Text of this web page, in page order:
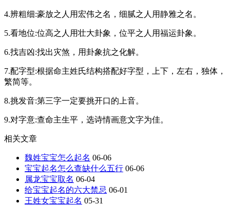
4.辨粗细:豪放之人用宏伟之名，细腻之人用静雅之名。
5.看地位:位高之人用壮大卦象，位平之人用福运卦象。
6.找吉凶:找出灾煞，用卦象抗之化解。
7.配字型:根据命主姓氏结构搭配好字型，上下，左右，独体，
繁简等。
8.挑发音:第三字一定要挑开口的上音。
9.对字意:查命主生平，选诗情画意文字为佳。
相关文章
魏姓宝宝怎么起名 06-06
宝宝起名怎么查缺什么五行 06-06
属龙宝宝取名 06-04
给宝宝起名的六大禁忌 06-01
王姓女宝宝起名 05-31